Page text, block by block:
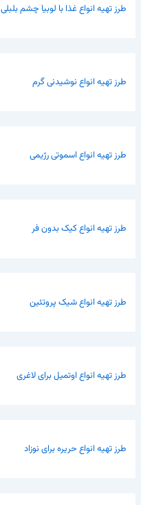
طرز تهیه انواع غذا با لوبیا چشم بلبلی
طرز تهیه انواع نوشیدنی گرم
طرز تهیه انواع اسموتی رژیمی
طرز تهیه انواع کیک بدون فر
طرز تهیه انواع شیک پروتئین
طرز تهیه انواع اوتمیل برای لاغری
طرز تهیه انواع حریره برای نوزاد